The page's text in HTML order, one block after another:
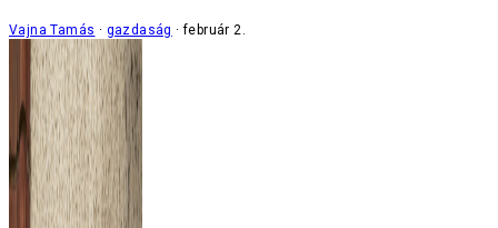
Vajna Tamás gazdaság február 2.